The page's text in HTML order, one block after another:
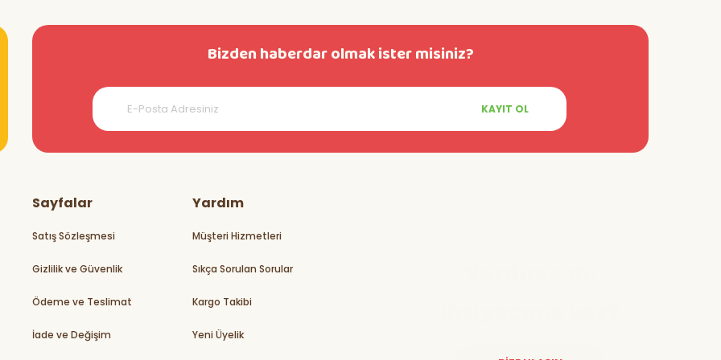
Bizden haberdar olmak ister misiniz?
KAYIT OL
Sayfalar
Satış Sözleşmesi
Gizlilik ve Güvenlik
Ödeme ve Teslimat
İade ve Değişim
Yardım
Müşteri Hizmetleri
Sıkça Sorulan Sorular
Kargo Takibi
Yeni Üyelik